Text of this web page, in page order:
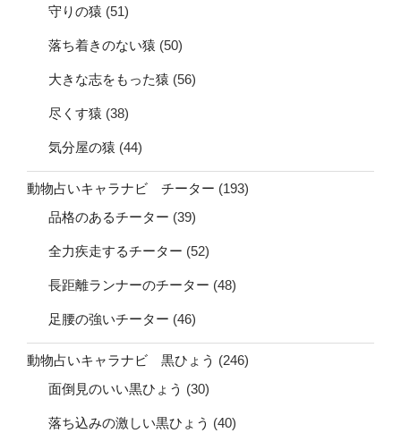
守りの猿 (51)
落ち着きのない猿 (50)
大きな志をもった猿 (56)
尽くす猿 (38)
気分屋の猿 (44)
動物占いキャラナビ チーター (193)
品格のあるチーター (39)
全力疾走するチーター (52)
長距離ランナーのチーター (48)
足腰の強いチーター (46)
動物占いキャラナビ 黒ひょう (246)
面倒見のいい黒ひょう (30)
落ち込みの激しい黒ひょう (40)